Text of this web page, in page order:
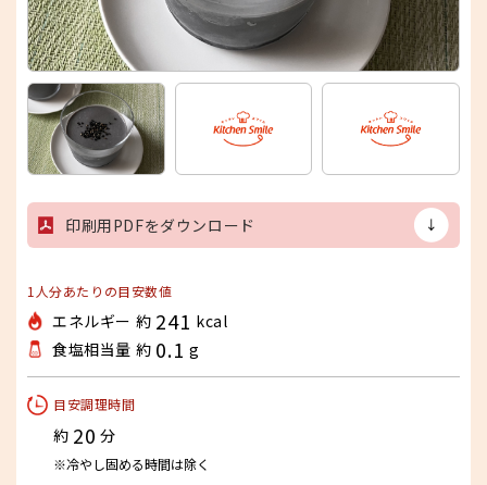
印刷用PDFをダウンロード
1人分あたりの目安数値
エネルギー 約 241 kcal
食塩相当量 約 0.1 g
目安調理時間
約 20 分
※冷やし固める時間は除く